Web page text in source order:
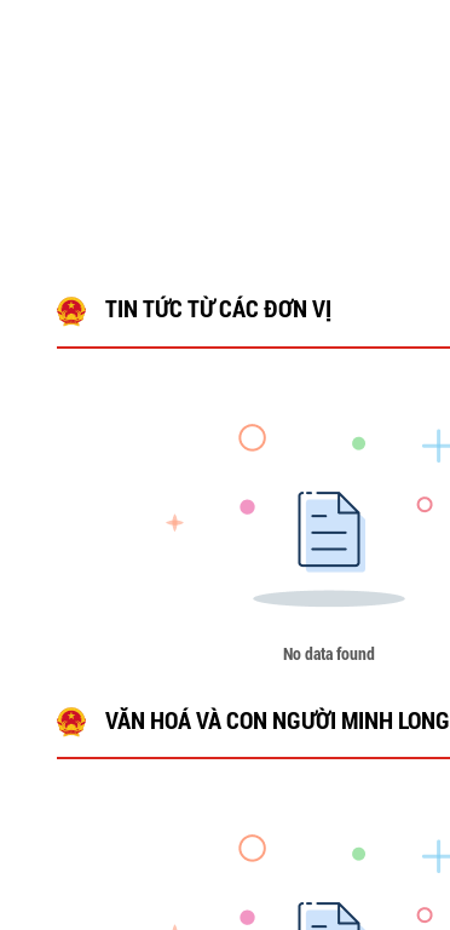
TIN TỨC TỪ CÁC ĐƠN VỊ
No data found
VĂN HOÁ VÀ CON NGƯỜI MINH LONG